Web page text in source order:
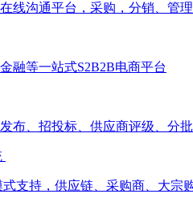
线沟通平台，采购，分销、管
融等一站式S2B2B电商平台
布、招投标、供应商评级、分
式支持，供应链、采购商、大宗